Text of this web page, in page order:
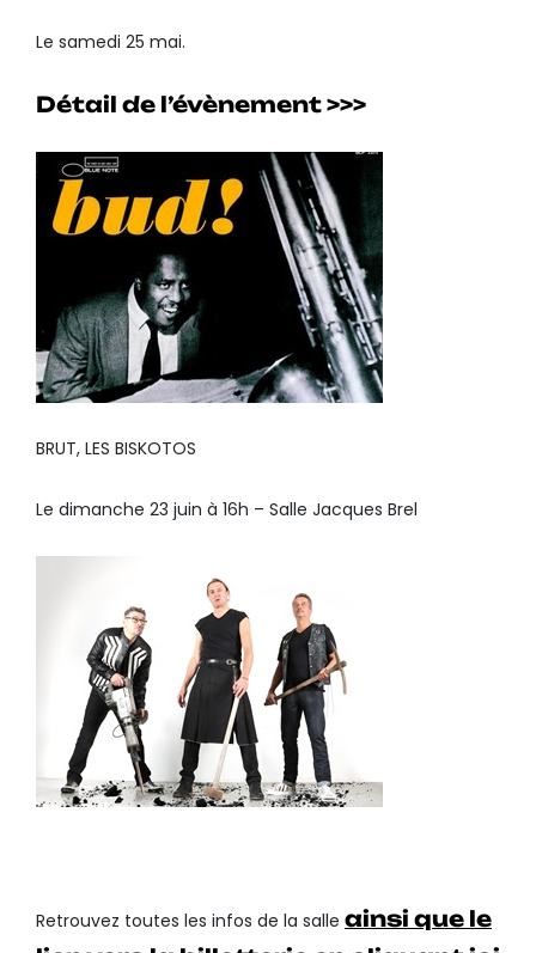
Le samedi 25 mai.
Détail de l’évènement >>>
BRUT, LES BISKOTOS
Le dimanche 23 juin à 16h – Salle Jacques Brel
Retrouvez toutes les infos de la salle ainsi que le